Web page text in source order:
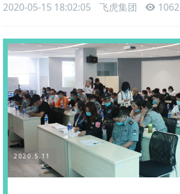
2020-05-15 18:02:05 飞虎集团 1062
2020.5.11